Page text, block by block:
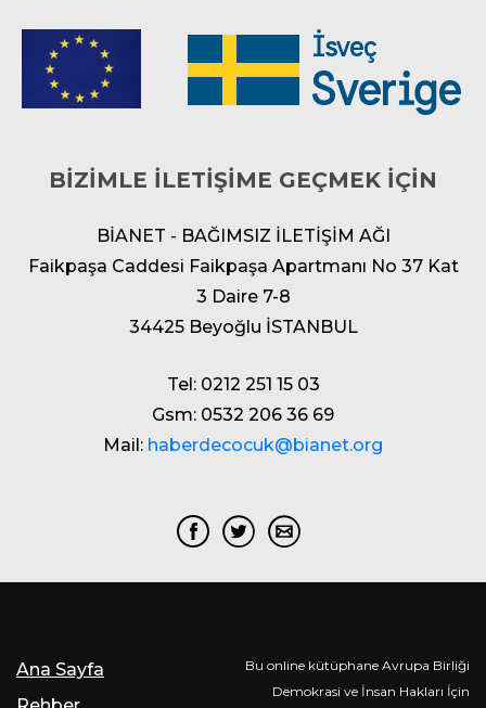
BİZİMLE İLETİŞİME GEÇMEK İÇİN
BİANET - BAĞIMSIZ İLETİŞİM AĞI
Faikpaşa Caddesi Faikpaşa Apartmanı No 37 Kat
3 Daire 7-8
34425 Beyoğlu İSTANBUL
Tel: 0212 251 15 03
Gsm: 0532 206 36 69
Mail: haberdecocuk@bianet.org
Ana Sayfa
Bu online kütüphane Avrupa Birliği
Demokrasi ve İnsan Hakları İçin